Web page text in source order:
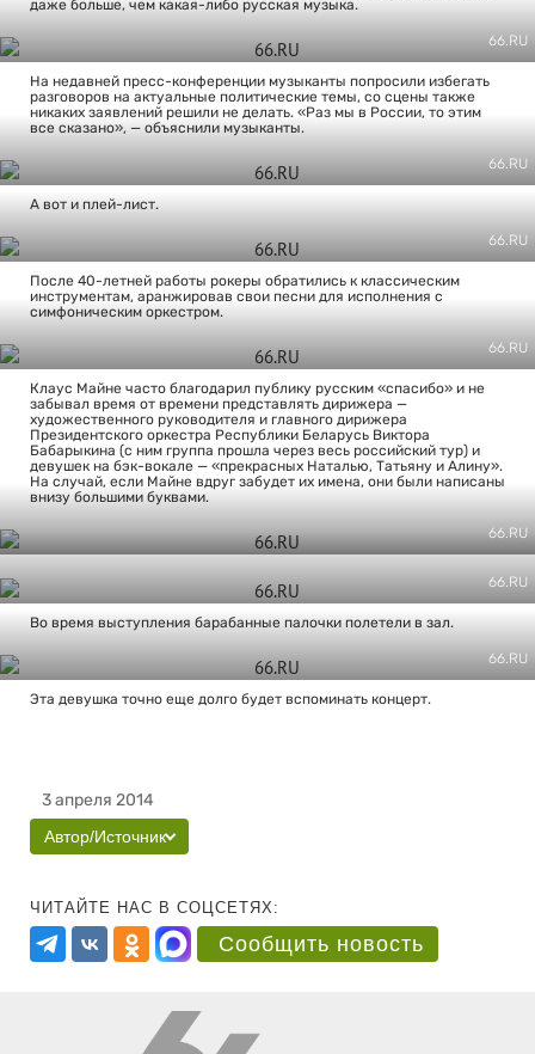
даже больше, чем какая-либо русская музыка.
66.RU
На недавней пресс-конференции музыканты попросили избегать
разговоров на актуальные политические темы, со сцены также
никаких заявлений решили не делать. «Раз мы в России, то этим
все сказано», — объяснили музыканты.
66.RU
А вот и плей-лист.
66.RU
После 40-летней работы рокеры обратились к классическим
инструментам, аранжировав свои песни для исполнения с
симфоническим оркестром.
66.RU
Клаус Майне часто благодарил публику русским «спасибо» и не
забывал время от времени представлять дирижера —
художественного руководителя и главного дирижера
Президентского оркестра Республики Беларусь Виктора
Бабарыкина (с ним группа прошла через весь российский тур) и
девушек на бэк-вокале — «прекрасных Наталью, Татьяну и Алину».
На случай, если Майне вдруг забудет их имена, они были написаны
внизу большими буквами.
66.RU
66.RU
Во время выступления барабанные палочки полетели в зал.
66.RU
Эта девушка точно еще долго будет вспоминать концерт.
3 апреля 2014
Автор/Источник
ЧИТАЙТЕ НАС В СОЦСЕТЯХ:
Сообщить новость